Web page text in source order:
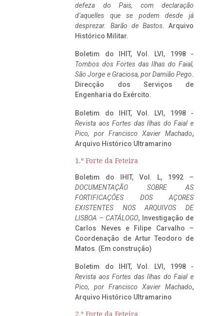
defeza do Pais, com declaração
d’aquelles que se podem desde já
desprezar. Barão de Bastos. Arquivo
Histórico Militar.
Boletim do IHIT, Vol. LVI, 1998 -
Tombos dos Fortes das Ilhas do Faial,
São Jorge e Graciosa, por Damião Pego.
Direcção dos Serviços de
Engenharia do Exército.
Boletim do IHIT, Vol. LVI, 1998 -
Revista aos Fortes das Ilhas do Faial e
Pico, por Francisco Xavier Machado,
Arquivo Histórico Ultramarino
1.º Forte da Feteira
Boletim do IHIT, Vol. L, 1992 –
DOCUMENTAÇÃO SOBRE AS
FORTIFICAÇÕES DOS AÇORES
EXISTENTES NOS ARQUIVOS DE
LISBOA – CATÁLOGO, Investigação de
Carlos Neves e Filipe Carvalho –
Coordenação de Artur Teodoro de
Matos. (Em construção)
Boletim do IHIT, Vol. LVI, 1998 -
Revista aos Fortes das Ilhas do Faial e
Pico, por Francisco Xavier Machado,
Arquivo Histórico Ultramarino
2.º Forte da Feteira